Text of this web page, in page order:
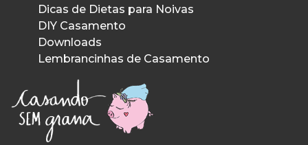
Dicas de Dietas para Noivas
DIY Casamento
Downloads
Lembrancinhas de Casamento